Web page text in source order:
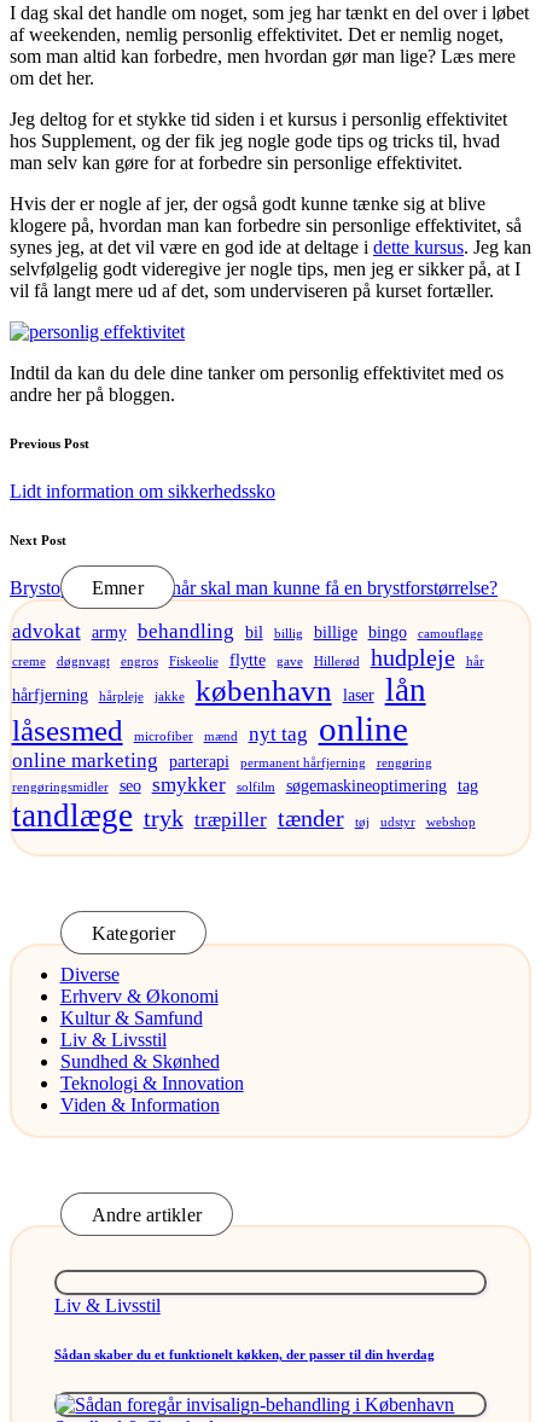
I dag skal det handle om noget, som jeg har tænkt en del over i løbet
af weekenden, nemlig personlig effektivitet. Det er nemlig noget,
som man altid kan forbedre, men hvordan gør man lige? Læs mere
om det her.
Jeg deltog for et stykke tid siden i et kursus i personlig effektivitet
hos Supplement, og der fik jeg nogle gode tips og tricks til, hvad
man selv kan gøre for at forbedre sin personlige effektivitet.
Hvis der er nogle af jer, der også godt kunne tænke sig at blive
klogere på, hvordan man kan forbedre sin personlige effektivitet, så
synes jeg, at det vil være en god ide at deltage i dette kursus. Jeg kan
selvfølgelig godt videregive jer nogle tips, men jeg er sikker på, at I
vil få langt mere ud af det, som underviseren på kurset fortæller.
Indtil da kan du dele dine tanker om personlig effektivitet med os
andre her på bloggen.
Post
navigation
Previous Post
Lidt information om sikkerhedssko
Next Post
Brystoperation: Hvornår skal man kunne få en brystforstørrelse?
Emner
advokat army behandling bil billig billige bingo camouflage
creme døgnvagt engros Fiskeolie flytte gave Hillerød hudpleje hår
hårfjerning hårpleje jakke københavn laser lån
låsesmed microfiber mænd nyt tag online
online marketing parterapi permanent hårfjerning
rengøring
rengøringsmidler
seo smykker solfilm søgemaskineoptimering tag
tandlæge tryk træpiller tænder tøj udstyr webshop
Kategorier
Diverse
Erhverv & Økonomi
Kultur & Samfund
Liv & Livsstil
Sundhed & Skønhed
Teknologi & Innovation
Viden & Information
Andre artikler
Posted
Liv & Livsstil
Sådan skaber du et funktionelt køkken, der passer til din hverdag